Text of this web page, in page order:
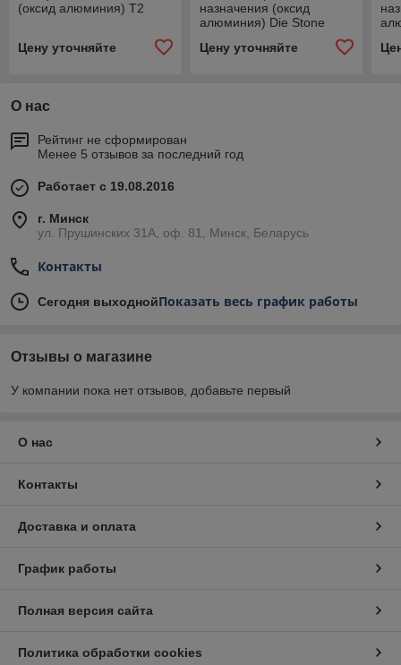
(оксид алюминия) T2
Цену уточняйте
назначения (оксид
алюминия) Die Stone
Цену уточняйте
О нас
Рейтинг не сформирован
Менее 5 отзывов за последний год
Работает с 19.08.2016
г. Минск
ул. Прушинских 31А, оф. 81, Минск, Беларусь
Контакты
Сегодня выходнойПоказать весь график работы
Отзывы о магазине
У компании пока нет отзывов, добавьте первый
О нас
Контакты
Доставка и оплата
График работы
Полная версия сайта
Политика обработки cookies